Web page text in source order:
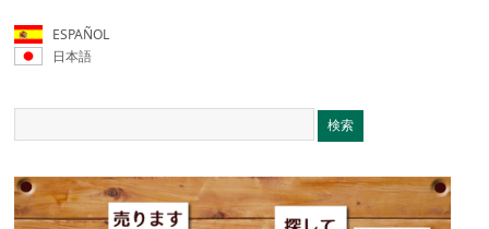
ESPAÑOL
日本語